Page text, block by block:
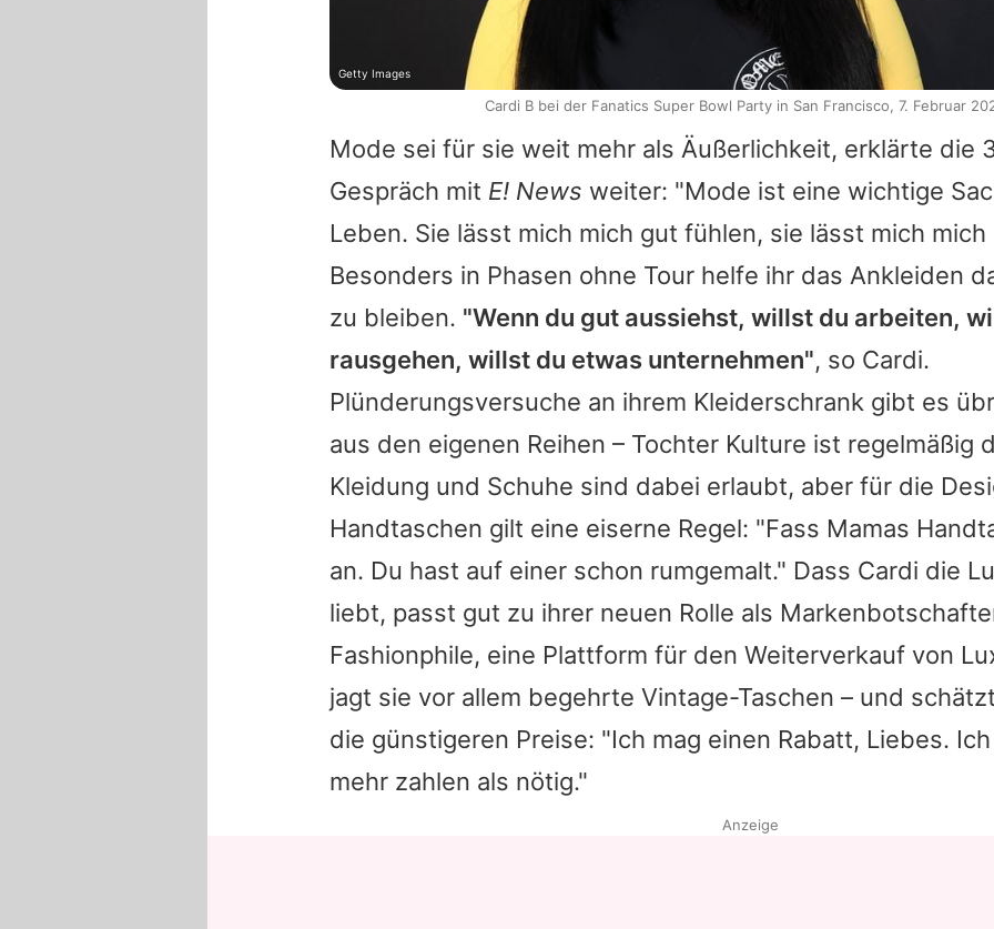
Mode sei für sie weit mehr als Äußerlichkeit, erklärte die
Gespräch mit E! News weiter: "Mode ist eine wichtige
Leben. Sie lässt mich mich gut fühlen, sie lässt mich
Besonders in Phasen ohne Tour helfe ihr das Ankleiden
zu bleiben. "Wenn du gut aussiehst, willst du arbeiten,
rausgehen, willst du etwas unternehmen", so Cardi.
Plünderungsversuche an ihrem Kleiderschrank gibt es
aus den eigenen Reihen – Tochter Kulture ist regelmäßig
Kleidung und Schuhe sind dabei erlaubt, aber für die
Handtaschen gilt eine eiserne Regel: "Fass Mamas
an. Du hast auf einer schon rumgemalt." Dass Cardi die
liebt, passt gut zu ihrer neuen Rolle als
Fashionphile, eine Plattform für den Weiterverkauf von
jagt sie vor allem begehrte Vintage-Taschen – und
die günstigeren Preise: "Ich mag einen Rabatt, Liebes.
mehr zahlen als nötig."
Getty Images
Cardi B bei der Fanatics Super Bowl Party in San Francisco, 7. Februar
Anzeige